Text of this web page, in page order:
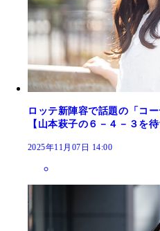
ロッテ新陣容で話題の「コ
【山本萩子の６－４－３を
2025年11月07日 14:00